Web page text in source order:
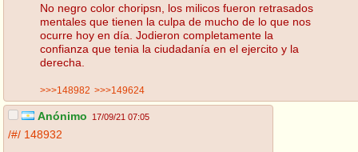
No negro color choripsn, los milicos fueron retrasados
mentales que tienen la culpa de mucho de lo que nos
ocurre hoy en día. Jodieron completamente la
confianza que tenia la ciudadanía en el ejercito y la
derecha.
>>>148982 >>>149624
Anónimo 17/09/21 07:05
/#/ 148932